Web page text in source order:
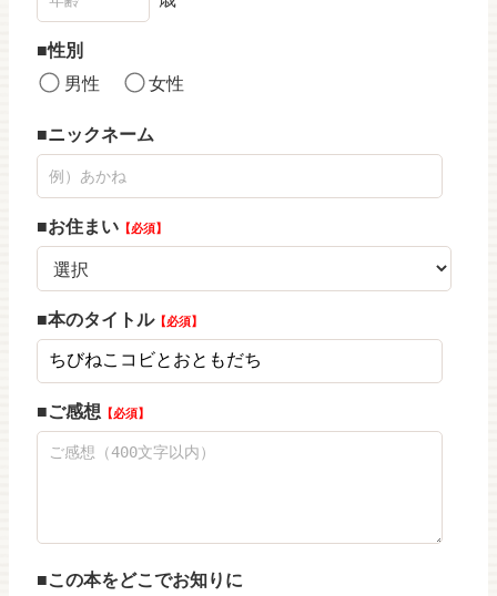
性別
男性
女性
ニックネーム
お住まい 必須
本のタイトル 必須
ご感想 必須
この本をどこでお知りに